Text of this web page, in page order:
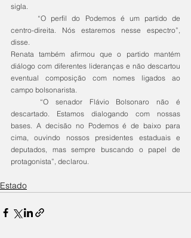
sigla.
centro-direita. Nós estaremos nesse espectro”,
disse.
Renata também afirmou que o partido mantém
diálogo com diferentes lideranças e não descartou
eventual composição com nomes ligados ao
campo bolsonarista.
descartado. Estamos dialogando com nossas
bases. A decisão no Podemos é de baixo para
cima, ouvindo nossos presidentes estaduais e
deputados, mas sempre buscando o papel de
protagonista”, declarou.
Estado